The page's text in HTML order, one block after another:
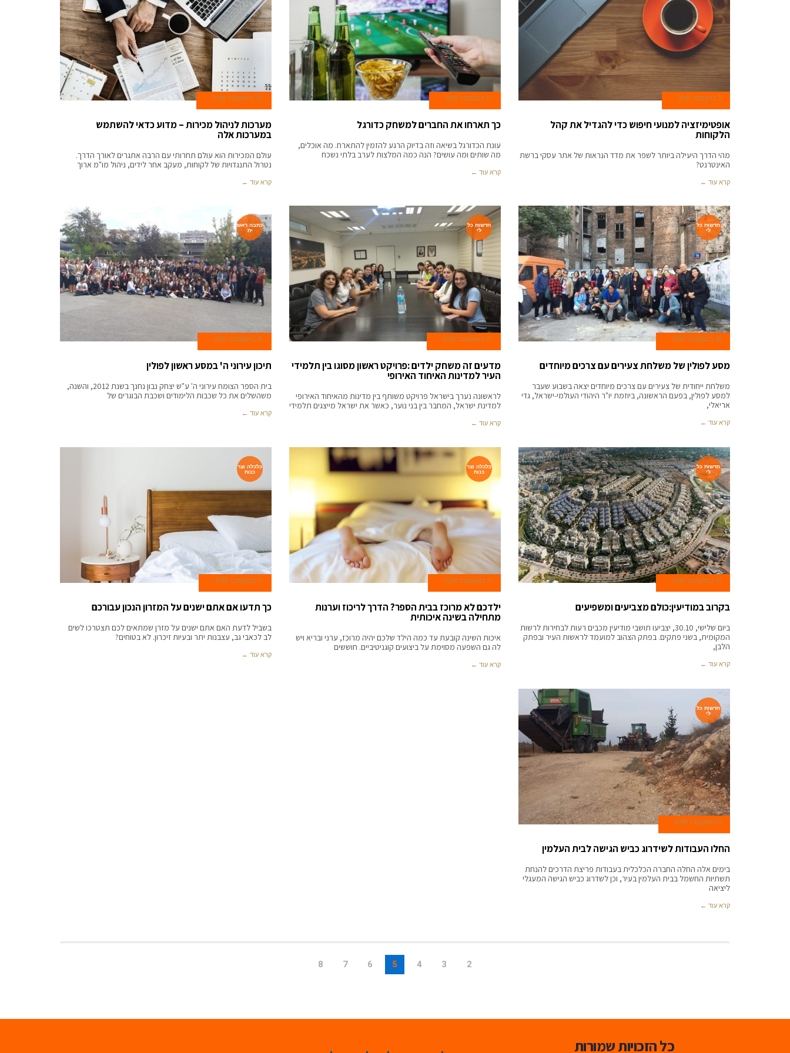
3 בדצמבר 2018
אופטימיזציה למנועי חיפוש כדי להגדיל את קהל
הלקוחות
מהי הדרך היעילה ביותר לשפר את מדד הנראות של אתר עסקי ברשת
האינטרנט?
קרא עוד ←
12 בנובמבר 2018
כך תארחו את החברים למשחק כדורגל
עונת הכדורגל בשיאה וזה בדיוק הרגע להזמין להתארח. מה אוכלים,
מה שותים ומה עושים? הנה כמה המלצות לערב בלתי נשכח
קרא עוד ←
29 באוקטובר 2018
מערכות לניהול מכירות – מדוע כדאי להשתמש
במערכות אלה
עולם המכירות הוא עולם תחרותי עם הרבה אתגרים לאורך הדרך.
נטרול התנגדויות של לקוחות, מעקב אחר לידים, ניהול מו"מ ארוך
קרא עוד ←
חדשות כל
לי
18 באוקטובר 2018
מסע לפולין של משלחת צעירים עם צרכים מיוחדים
משלחת ייחודית של צעירים עם צרכים מיוחדים יצאה בשבוע שעבר
למסע לפולין, בפעם הראשונה, ביוזמת יו"ר היהודי העולמי-ישראל, גדי
אריאלי,
קרא עוד ←
חדשות כל
לי
17 באוקטובר 2018
מדעים זה משחק ילדים :פרויקט ראשון מסוגו בין תלמידי
העיר למדינות האיחוד האירופי
לראשונה נערך בישראל פרויקט משותף בין מדינות מהאיחוד האירופי
למדינת ישראל, המחבר בין בני נוער, כאשר את ישראל מייצגים תלמידי
קרא עוד ←
כתבה ראש
ית
16 באוקטובר 2018
תיכון עירוני ה' במסע ראשון לפולין
בית הספר הצומח עירוני ה' ע"ש יצחק נבון נחנך בשנת 2012, והשנה,
משהשלים את כל שכבות הלימודים ושכבת הבוגרים של
קרא עוד ←
חדשות כל
לי
15 באוקטובר 2018
בקרוב במודיעין:כולם מצביעים ומשפיעים
ביום שלישי, 30.10, יצביעו תושבי מודיעין מכבים רעות לבחירות לרשות
המקומית, בשני פתקים. בפתק הצהוב למועמד לראשות העיר ובפתק
הלבן,
קרא עוד ←
כלכלה וצר
כנות
11 באוקטובר 2018
ילדכם לא מרוכז בבית הספר? הדרך לריכוז וערנות
מתחילה בשינה איכותית
איכות השינה קובעת עד כמה הילד שלכם יהיה מרוכז, ערני ובריא ויש
לה גם השפעה מסוימת על ביצועים קוגניטיביים. חוששים
קרא עוד ←
כלכלה וצר
כנות
11 באוקטובר 2018
כך תדעו אם אתם ישנים על המזרון הנכון עבורכם
בשביל לדעת האם אתם ישנים על מזרן שמתאים לכם תצטרכו לשים
לב לכאבי גב, עצבנות יתר ובעיות זיכרון. לא בטוחים?
קרא עוד ←
חדשות כל
לי
9 באוקטובר 2018
החלו העבודות לשידרוג כביש הגישה לבית העלמין
בימים אלה החלה החברה הכלכלית בעבודות פריצת הדרכים להנחת
תשתיות החשמל בבית העלמין בעיר, וכן לשדרוג כביש הגישה המעגלי
ליציאה
קרא עוד ←
2
3
4
5
6
7
8
כל הזכויות שמורות